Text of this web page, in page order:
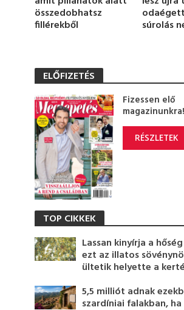
összedobhatsz
fillérekből súrolás
ELŐFIZETÉS
Fizessen elő
magazinunkra!
RÉSZLETEK
TOP CIKKEK
Lassan kinyírja a
ezt az illatos
ültetik helyette a
5,5 milliót adnak
szardíniai falakban,